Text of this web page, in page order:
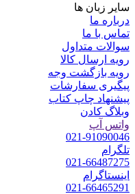
سایر زبان ها
درباره ما
تماس با ما
سوالات متداول
رویه ارسال کالا
رویه بازگشت وجه
پیگیری سفارشات
پیشنهاد چاپ کتاب
وبلاگ کادن
واتس آپ
021-91090046
تلگرام
021-66487275
اینستاگرام
021-66465291